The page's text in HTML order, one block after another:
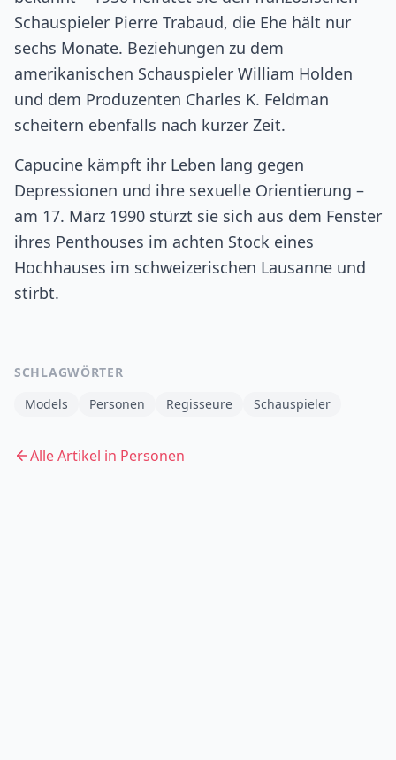
Schauspieler Pierre Trabaud, die Ehe hält nur
sechs Monate. Beziehungen zu dem
amerikanischen Schauspieler William Holden
und dem Produzenten Charles K. Feldman
scheitern ebenfalls nach kurzer Zeit.
Capucine kämpft ihr Leben lang gegen
Depressionen und ihre sexuelle Orientierung –
am 17. März 1990 stürzt sie sich aus dem Fenster
ihres Penthouses im achten Stock eines
Hochhauses im schweizerischen Lausanne und
stirbt.
SCHLAGWÖRTER
Models
Personen Regisseure Schauspieler
Alle Artikel in Personen